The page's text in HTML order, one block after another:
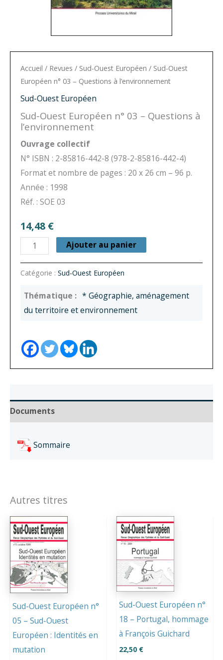
Accueil / Revues / Sud-Ouest Européen / Sud-Ouest
Européen n° 03 – Questions à l’environnement
Sud-Ouest Européen
Sud-Ouest Européen n° 03 – Questions à
l’environnement
Ouvrage collectif
N° ISBN : 2-85816-442-8 (978-2-85816-442-4)
Format et nombre de pages : 20 x 26 cm – 96 p.
Année : 1998
Réf. : SOE 03
14,48 €
quantité
de
Sud-
Européen
n°
-
Questions
Ajouter au panier
Catégorie : Sud-Ouest Européen
* Géographie, aménagement
du territoire et environnement
Documents
Sommaire
Autres titres
Sud-Ouest Européen n°
05 – Sud-Ouest
Européen : Identités en
mutation
Sud-Ouest Européen n°
18 – Portugal, hommage
à François Guichard
22,50 €